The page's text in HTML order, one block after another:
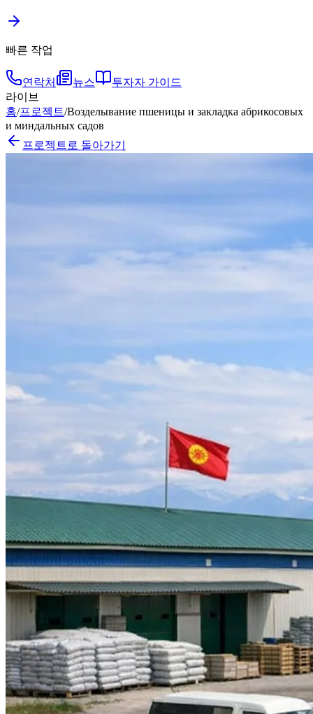
빠른 작업
연락처 뉴스
투자자 가이드
라이브
홈/프로젝트/Возделывание пшеницы и закладка абрикосовых
и миндальных садов
프로젝트로 돌아가기